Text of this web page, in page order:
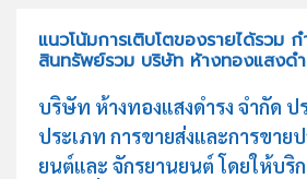
แนวโน้มการเติบโตของรายได้รวม
สินทรัพย์รวม บริษัท ห้างทองแสงด
บริษัท ห้างทองแสงดำรง จำกัด ป
ประเภท การขายส่งและการขาย
ยนต์และ จักรยานยนต์ โดยให้บริ